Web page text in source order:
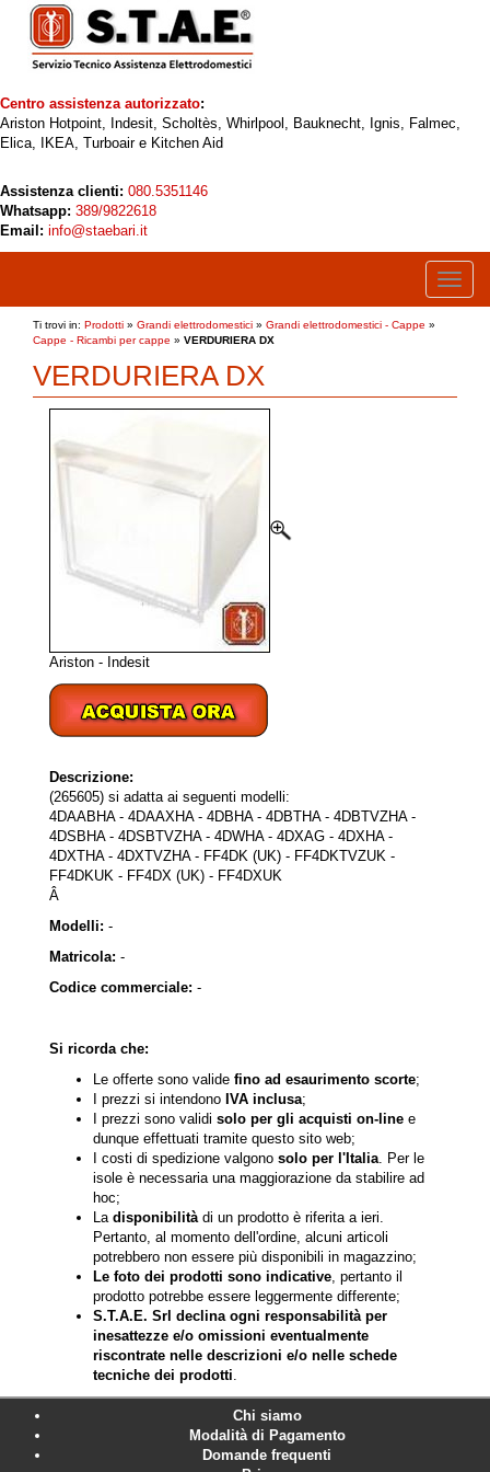
Centro assistenza autorizzato:
Ariston Hotpoint, Indesit, Scholtès, Whirlpool, Bauknecht, Ignis, Falmec,
Elica, IKEA, Turboair e Kitchen Aid
Assistenza clienti: 080.5351146
Whatsapp: 389/9822618
Email: info@staebari.it
Toggle
Ti trovi in: Prodotti » Grandi elettrodomestici » Grandi elettrodomestici - Cappe »
Cappe - Ricambi per cappe » VERDURIERA DX
VERDURIERA DX
Ariston - Indesit
Descrizione:
(265605) si adatta ai seguenti modelli:
4DAABHA - 4DAAXHA - 4DBHA - 4DBTHA - 4DBTVZHA -
4DSBHA - 4DSBTVZHA - 4DWHA - 4DXAG - 4DXHA -
4DXTHA - 4DXTVZHA - FF4DK (UK) - FF4DKTVZUK -
FF4DKUK - FF4DX (UK) - FF4DXUK
Â
Modelli: -
Matricola: -
Codice commerciale: -
Si ricorda che:
Le offerte sono valide fino ad esaurimento scorte;
I prezzi si intendono IVA inclusa;
I prezzi sono validi solo per gli acquisti on-line e
dunque effettuati tramite questo sito web;
I costi di spedizione valgono solo per l'Italia. Per le
isole è necessaria una maggiorazione da stabilire ad
hoc;
La disponibilitàdi un prodotto è riferita a ieri.
Pertanto, al momento dell'ordine, alcuni articoli
potrebbero non essere più disponibili in magazzino;
Le foto dei prodotti sono indicative, pertanto il
prodotto potrebbe essere leggermente differente;
S.T.A.E. Srl declina ogni responsabilità per
inesattezze e/o omissioni eventualmente
riscontrate nelle descrizioni e/o nelle schede
tecniche dei prodotti.
Chi siamo
Modalità di Pagamento
Domande frequenti